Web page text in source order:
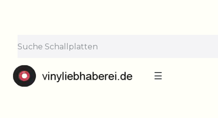
Bestellungen nehmen wir gerne entgegen —
der Versand startet wieder ab Montag, 31.
☰